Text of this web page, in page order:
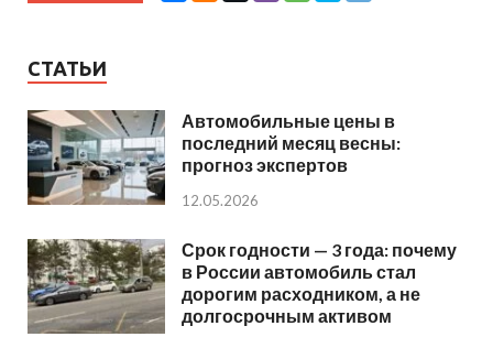
СТАТЬИ
Автомобильные цены в
последний месяц весны:
прогноз экспертов
12.05.2026
Срок годности — 3 года: почему
в России автомобиль стал
дорогим расходником, а не
долгосрочным активом